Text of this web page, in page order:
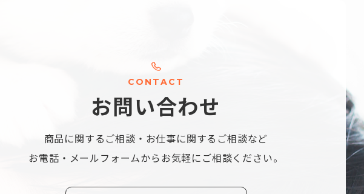
C O N TAC T
お問い合わせ
商品に関するご相談・ お仕事に関するご相談など
お電話・メールフォームからお気軽にご相談ください。